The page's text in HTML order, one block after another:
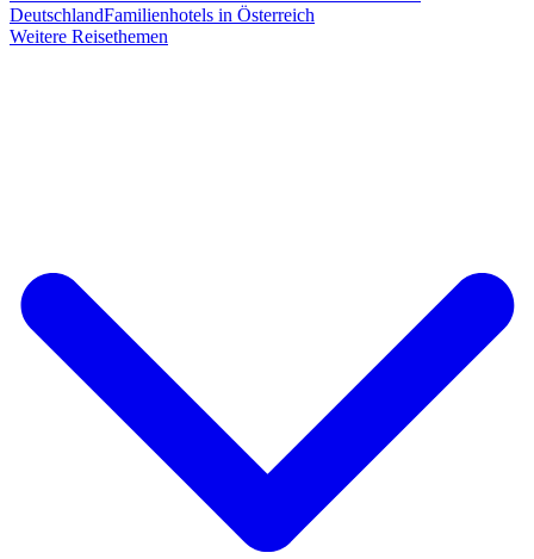
DeutschlandFamilienhotels in Österreich
Weitere Reisethemen